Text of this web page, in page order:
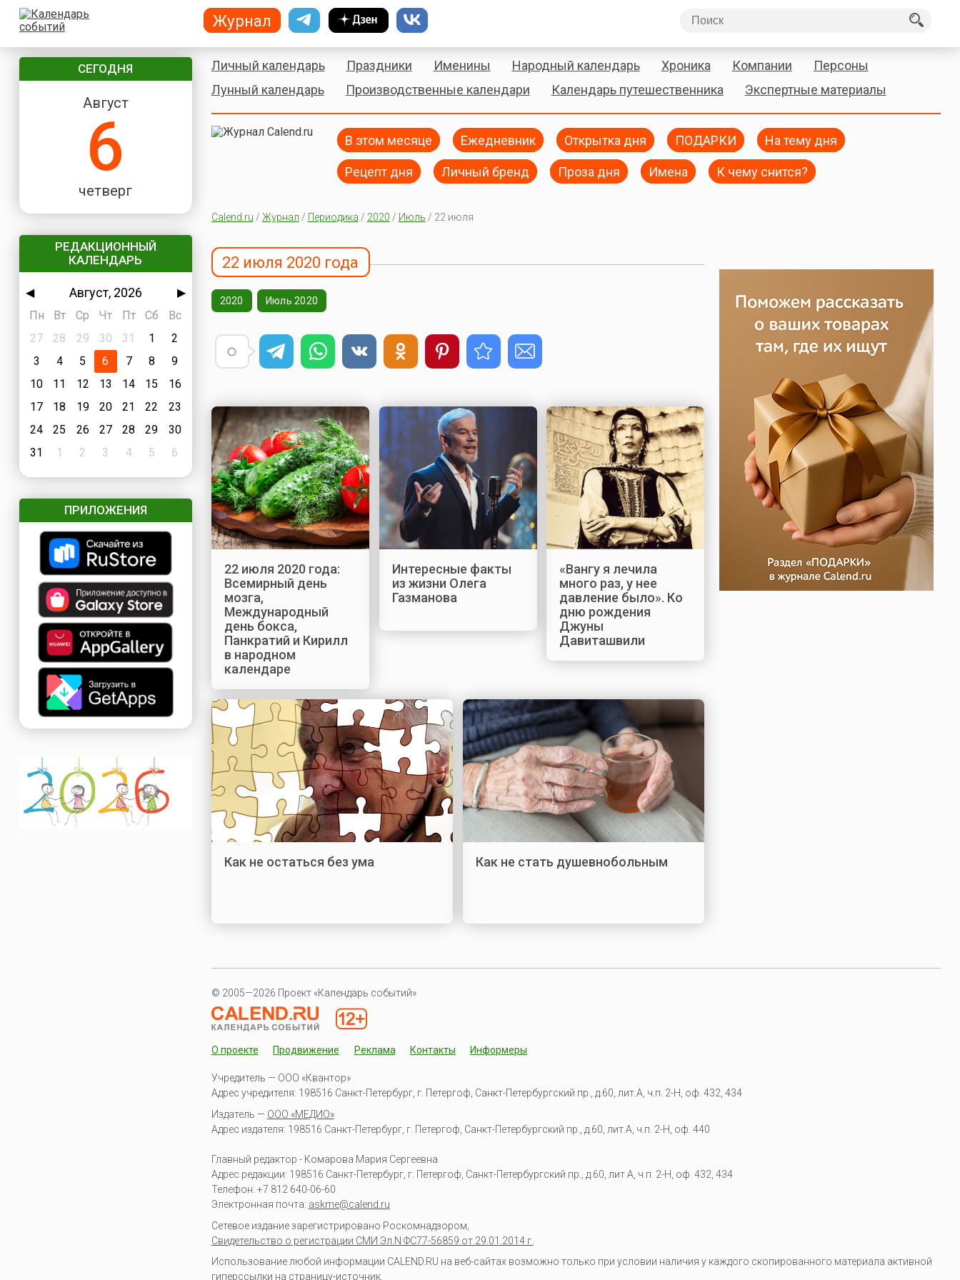
СЕГОДНЯ
Август
6
четверг
РЕДАКЦИОННЫЙ
КАЛЕНДАРЬ
◀ Август, 2026
▶
Пн
Вт Ср Чт Пт Сб
Вс
27
28 29 30 31 1
2
3
4 5 6 7 8
9
10
11 12 13 14 15
16
17
18 19 20 21 22
23
24
25 26 27 28 29
30
31
1 2 3 4 5 6
ПРИЛОЖЕНИЯ
Личный календарь Праздники Именины Народный календарь Хроника Компании
Персоны
Лунный календарь
Производственные календари Календарь путешественника Экспертные материалы
В этом месяце Ежедневник Открытка дня ПОДАРКИ На тему дня
Рецепт дня Личный бренд Проза дня Имена К чему снится?
Calend.ru / Журнал / Периодика / 2020 / Июль / 22 июля
22 июля 2020 года
2020 Июль 2020
22 июля 2020 года:
Всемирный день
мозга,
Международный
день бокса,
Панкратий и Кирилл
в народном
календаре
Интересные факты
из жизни Олега
Газманова
«Вангу я лечила
много раз, у нее
давление было». Ко
дню рождения
Джуны
Давиташвили
Как не остаться без ума Как не стать душевнобольным
© 2005—2026 Проект «Календарь событий»
О проекте Продвижение Реклама Контакты Информеры
Учредитель — ООО «Квантор»
Адрес учредителя: 198516 Санкт-Петербург, г. Петергоф, Санкт-Петербургский пр., д.60, лит.А, ч.п. 2-Н, оф. 432, 434
Издатель — ООО «МЕДИО»
Адрес издателя: 198516 Санкт-Петербург, г. Петергоф, Санкт-Петербургский пр., д.60, лит.А, ч.п. 2-Н, оф. 440
Главный редактор - Комарова Мария Сергеевна
Адрес редакции: 198516 Санкт-Петербург, г. Петергоф Санкт-Петербургский пр., д.60, лит.А, ч.п. 2-Н, оф. 432, 434
Телефон: +7 812 640-06-60
Электронная почта: askme@calend.ru
Сетевое издание зарегистрировано Роскомнадзором,
Свидетельство о регистрации СМИ Эл.N ФС77-56859 от 29.01.2014 г.
Использование любой информации CALEND.RU на веб-сайтах возможно только при условии наличия у каждого скопированного материала активной
гиперссылки на страницу-источник.
Журнал